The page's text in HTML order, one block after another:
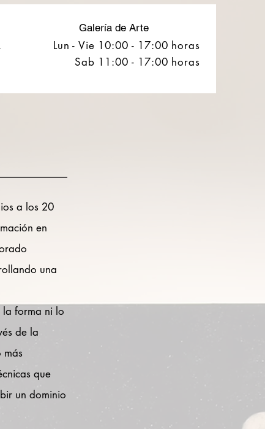
Galería de Arte
Lun - Vie 10:00 - 17:00 horas
Sab 11:00 - 17:00 horas
a los 20
en
una
la forma ni lo
de la
más
que
un dominio